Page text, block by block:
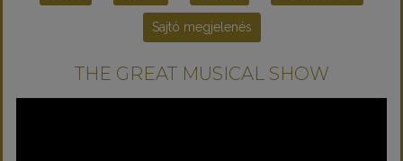
Sajtó megjelenés
THE GREAT MUSICAL SHOW